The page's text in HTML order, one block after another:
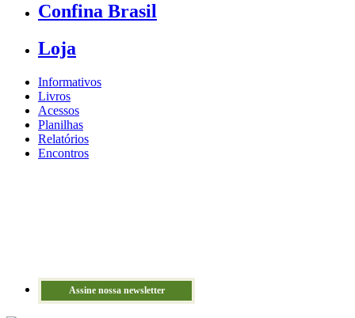
Confina Brasil
Loja
Informativos
Livros
Acessos
Planilhas
Relatórios
Encontros
Assine nossa newsletter